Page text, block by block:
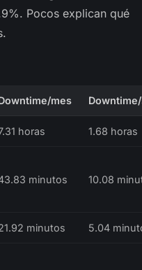
Pocos explican qué
mes
horas 1.68 horas
minutos 10.08
minutos 5.04